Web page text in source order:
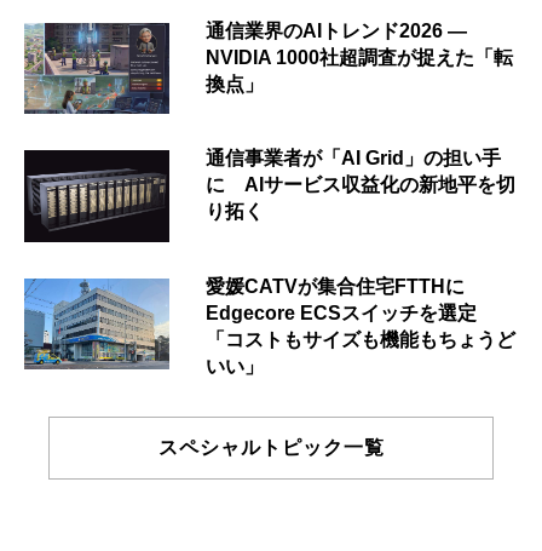
通信業界のAIトレンド2026 ―
NVIDIA 1000社超調査が捉えた「転
換点」
通信事業者が「AI Grid」の担い手
に AIサービス収益化の新地平を切
り拓く
愛媛CATVが集合住宅FTTHに
Edgecore ECSスイッチを選定
「コストもサイズも機能もちょうど
いい」
スペシャルトピック一覧